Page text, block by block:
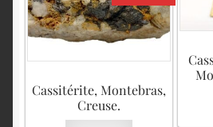
Cassitérite, Montebras,
Creuse.